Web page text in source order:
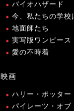
バイオハザード
今、私たちの学
地面師たち
実写版ワンピース
愛の不時着
映画
ハリー・ポッター
パイレーツ・オブ